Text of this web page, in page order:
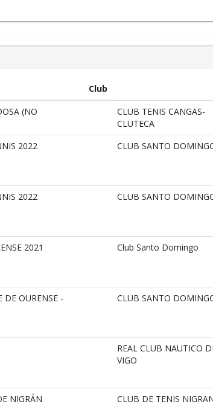
Club
(NO
CLUB TENIS CANGAS-
CLUTECA
2022 CLUB SANTO
2022 CLUB SANTO
2021 Club Santo Domingo
DE OURENSE -
CLUB SANTO
REAL CLUB NAUTICO
VIGO
NIGRÁN CLUB DE TENIS